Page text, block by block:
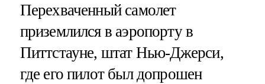
Перехваченный самолет
приземлился в аэропорту в
Питтстауне, штат Нью-Джерси,
где его пилот был допрошен